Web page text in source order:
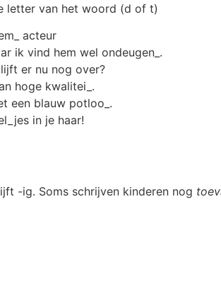
letter van het woord (d of t)
acteur
ik vind hem wel ondeugen_.
er nu nog over?
hoge kwalitei_.
een blauw potloo_.
in je haar!
-ig. Soms schrijven kinderen nog